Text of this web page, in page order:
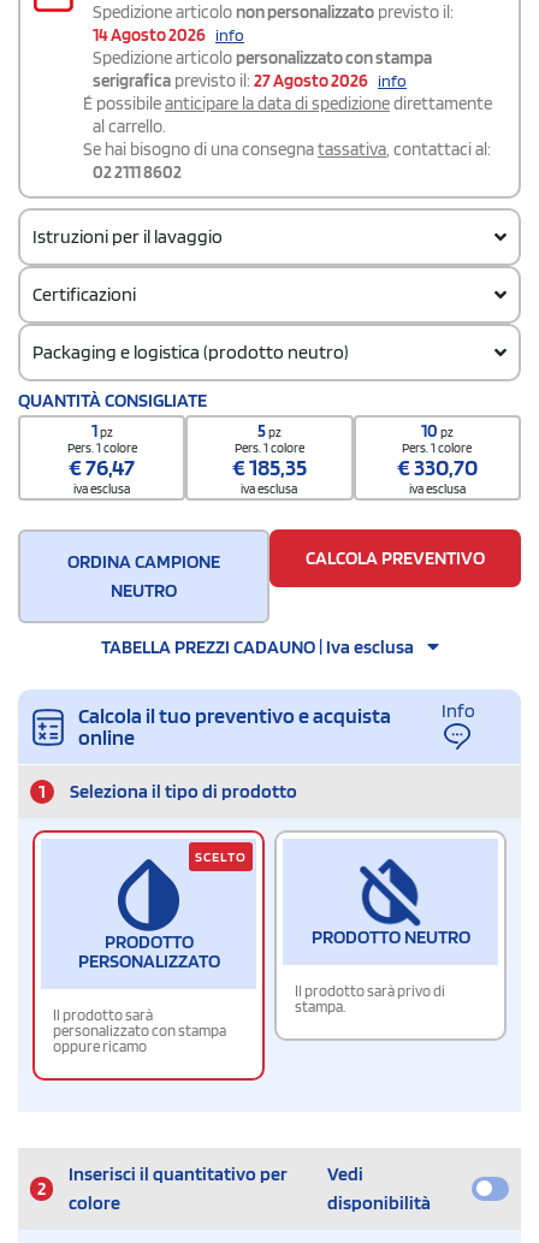
Spedizione articolo non personalizzato previsto il:
14 Agosto 2026 info
Spedizione articolo personalizzato con stampa
serigrafica previsto il: 27 Agosto 2026 info
É possibileanticipare la data di spedizionedirettamente
al carrello.
Se hai bisogno di una consegnatassativa, contattaci al:
02 2111 8602
Istruzioni per il lavaggio
Certificazioni
Packaging e logistica (prodotto neutro)
Codice doganale
62104000
Quantità per confezione
Quantità per scatola
10
QUANTITÀ CONSIGLIATE
1pz
Pers. 1 colore
€76,47
iva esclusa
5pz
Pers. 1 colore
€185,35
iva esclusa
10 pz
Pers. 1 colore
€330,70
iva esclusa
ORDINA CAMPIONE
NEUTRO
CALCOLA PREVENTIVO
TABELLA PREZZI CADAUNO | Iva esclusa
Calcola il tuo preventivo e acquista
online
Info
1 Seleziona il tipo di prodotto
PRODOTTO
PERSONALIZZATO
Il prodotto sarà
personalizzato con stampa
oppure ricamo
SCELTO
PRODOTTO NEUTRO
Il prodotto sarà privo di
stampa.
2
Inserisci il quantitativo per
colore
Vedi
disponibilità